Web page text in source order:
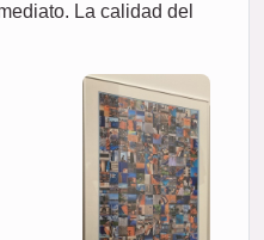
La calidad del